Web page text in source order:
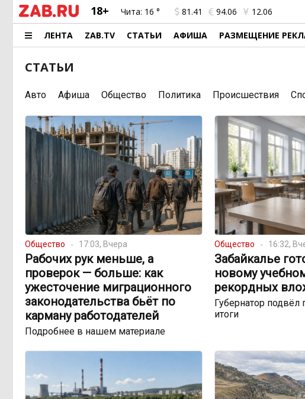
18+ Чита: 16 ° 81.41 94.06 12.06
ЛЕНТА ZAB.TV СТАТЬИ АФИША РАЗМЕЩЕНИЕ
СТАТЬИ
Авто Афиша Общество Политика Происшествия
Общество 17:03, Вчера
Рабочих рук меньше, а
проверок — больше: как
ужесточение миграционного
законодательства бьёт по
карману работодателей
Подробнее в нашем материале
Общество 16:32,
Забайкалье
новому
рекордных
Губернатор
итоги